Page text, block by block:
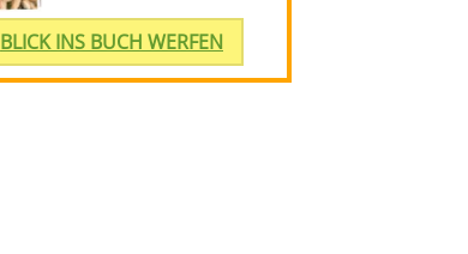
BLICK INS BUCH WERFEN